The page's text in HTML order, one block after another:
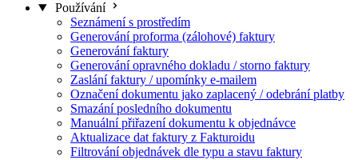
Používání
Seznámení s prostředím
Generování proforma (zálohové) faktury
Generování faktury
Generování opravného dokladu / storno faktury
Zaslání faktury / upomínky e-mailem
Označení dokumentu jako zaplacený / odebrání platby
Smazání posledního dokumentu
Manuální přiřazení dokumentu k objednávce
Aktualizace dat faktury z Fakturoidu
Filtrování objednávek dle typu a stavu faktury